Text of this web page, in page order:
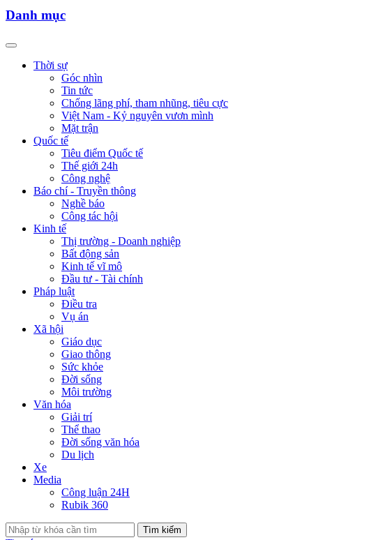
Danh mục
Thời sự
Góc nhìn
Tin tức
Chống lãng phí, tham nhũng, tiêu cực
Việt Nam - Kỷ nguyên vươn mình
Mặt trận
Quốc tế
Tiêu điểm Quốc tế
Thế giới 24h
Công nghệ
Báo chí - Truyền thông
Nghề báo
Công tác hội
Kinh tế
Thị trường - Doanh nghiệp
Bất động sản
Kinh tế vĩ mô
Đầu tư - Tài chính
Pháp luật
Điều tra
Vụ án
Xã hội
Giáo dục
Giao thông
Sức khỏe
Đời sống
Môi trường
Văn hóa
Giải trí
Thể thao
Đời sống văn hóa
Du lịch
Xe
Media
Công luận 24H
Rubik 360
Tìm kiếm